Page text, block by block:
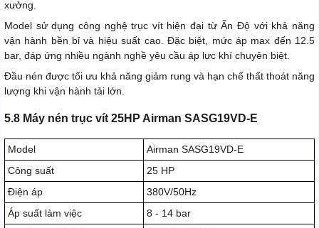
xưởng.
Model sử dụng công nghệ trục vít hiện đại từ Ấn Độ với khả năng
vận hành bền bỉ và hiệu suất cao. Đặc biệt, mức áp max đến 12.5
bar, đáp ứng nhiều ngành nghề yêu cầu áp lực khí chuyên biệt.
Đầu nén được tối ưu khả năng giảm rung và hạn chế thất thoát năng
lượng khi vận hành tải lớn.
5.8 Máy nén trục vít 25HP Airman SASG19VD-E
Model
Airman SASG19VD-E
Công suất
25 HP
Điện áp
380V/50Hz
Áp suất làm việc
8 - 14 bar